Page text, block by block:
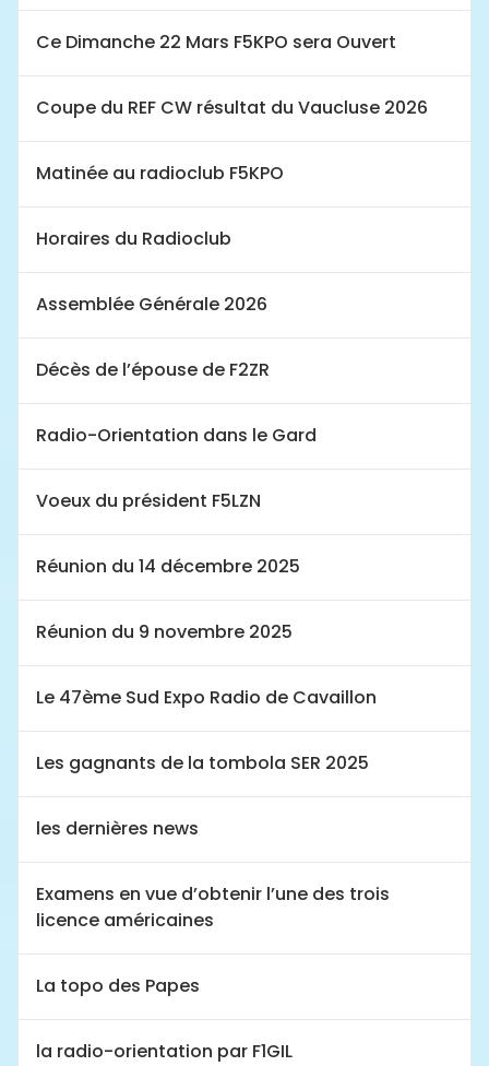
Ce Dimanche 22 Mars F5KPO sera Ouvert
Coupe du REF CW résultat du Vaucluse 2026
Matinée au radioclub F5KPO
Horaires du Radioclub
Assemblée Générale 2026
Décès de l’épouse de F2ZR
Radio-Orientation dans le Gard
Voeux du président F5LZN
Réunion du 14 décembre 2025
Réunion du 9 novembre 2025
Le 47ème Sud Expo Radio de Cavaillon
Les gagnants de la tombola SER 2025
les dernières news
Examens en vue d’obtenir l’une des trois
licence américaines
La topo des Papes
la radio-orientation par F1GIL